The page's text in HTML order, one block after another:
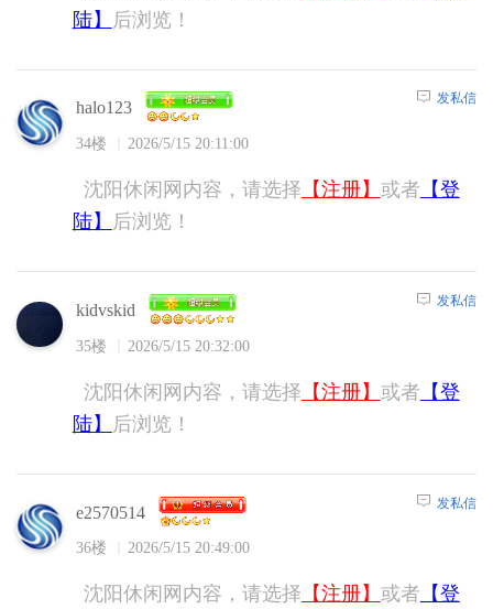
陆】
后浏览！
halo123
34楼 2026/5/15 20:11:00
发私信
沈阳休闲网内容，请选择 【注册】 或者 【登
陆】
后浏览！
kidvskid
35楼 2026/5/15 20:32:00
发私信
沈阳休闲网内容，请选择 【注册】 或者 【登
陆】
后浏览！
e2570514
36楼 2026/5/15 20:49:00
发私信
沈阳休闲网内容，请选择 【注册】 或者 【登